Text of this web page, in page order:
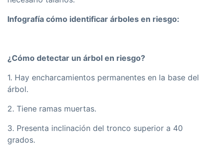
Infografía cómo identificar árboles en riesgo:
¿Cómo detectar un árbol en riesgo?
1. Hay encharcamientos permanentes en la base del
árbol.
2. Tiene ramas muertas.
3. Presenta inclinación del tronco superior a 40
grados.